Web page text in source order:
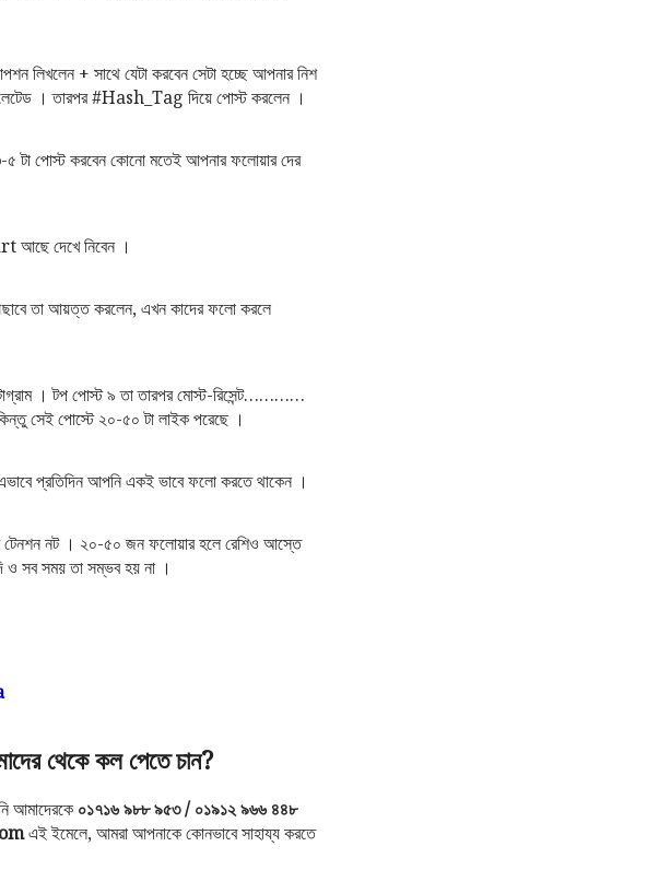
+ সাথে যেটা করবেন সেটা হচ্ছে আপনার নিশ
। তারপর #Hash_Tag দিয়ে পোস্ট করলেন ।
টা পোস্ট করবেন কোনো মতেই আপনার ফলোয়ার দের
আছে দেখে নিবেন ।
তা আয়ত্ত করলেন, এখন কাদের ফলো করলে
। টপ পোস্ট ৯ তা তারপর মোস্ট-রিসেন্ট…………
সেই পোস্টে ২০-৫০ টা লাইক পরেছে ।
প্রতিদিন আপনি একই ভাবে ফলো করতে থাকেন ।
টেনশন নট । ২০-৫০ জন ফলোয়ার হলে রেশিও আস্তে
ও সব সময় তা সম্ভব হয় না ।
থেকে কল পেতে চান?
আমাদেরকে ০১৭১৬ ৯৮৮ ৯৫৩ / ০১৯১২ ৯৬৬ ৪৪৮
এই ইমেলে, আমরা আপনাকে কোনভাবে সাহায্য করতে